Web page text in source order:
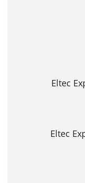
Eltec
Eltec